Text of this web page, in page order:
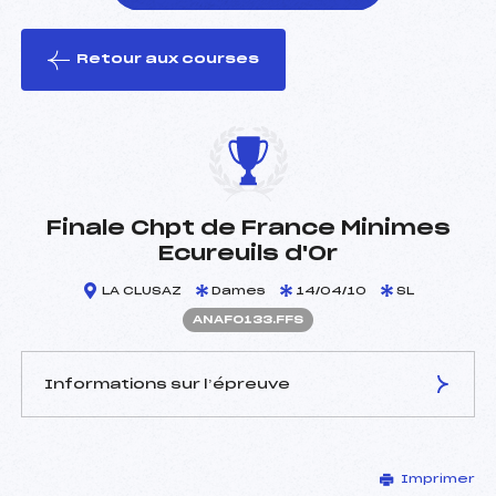
le ski
Retour aux courses
Finale Chpt de France Minimes
Ecureuils d'Or
LA CLUSAZ Dames 14/04/10 SL
ANAF0133.FFS
Informations sur l’épreuve
BORNAT PIERRE (SA)
Imprimer